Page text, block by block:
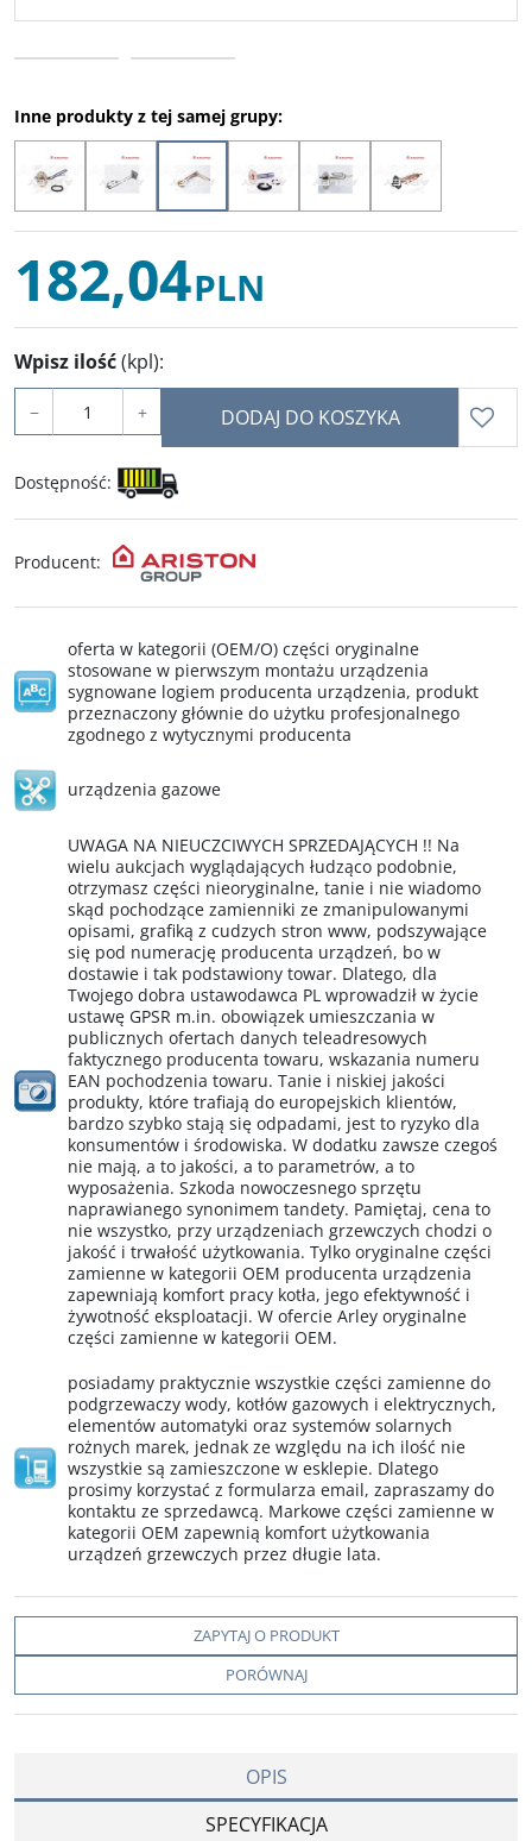
Inne produkty z tej samej grupy:
182,04PLN
Wpisz ilość(kpl):
− + DODAJ DO KOSZYKA
Dostępność:
Producent:
oferta w kategorii (OEM/O) części oryginalne
stosowane w pierwszym montażu urządzenia
sygnowane logiem producenta urządzenia, produkt
przeznaczony głównie do użytku profesjonalnego
zgodnego z wytycznymi producenta
urządzenia gazowe
UWAGA NA NIEUCZCIWYCH SPRZEDAJĄCYCH !! Na
wielu aukcjach wyglądających łudząco podobnie,
otrzymasz części nieoryginalne, tanie i nie wiadomo
skąd pochodzące zamienniki ze zmanipulowanymi
opisami, grafiką z cudzych stron www, podszywające
się pod numerację producenta urządzeń, bo w
dostawie i tak podstawiony towar. Dlatego, dla
Twojego dobra ustawodawca PL wprowadził w życie
ustawę GPSR m.in. obowiązek umieszczania w
publicznych ofertach danych teleadresowych
faktycznego producenta towaru, wskazania numeru
EAN pochodzenia towaru. Tanie i niskiej jakości
produkty, które trafiają do europejskich klientów,
bardzo szybko stają się odpadami, jest to ryzyko dla
konsumentów i środowiska. W dodatku zawsze czegoś
nie mają, a to jakości, a to parametrów, a to
wyposażenia. Szkoda nowoczesnego sprzętu
naprawianego synonimem tandety. Pamiętaj, cena to
nie wszystko, przy urządzeniach grzewczych chodzi o
jakość i trwałość użytkowania. Tylko oryginalne części
zamienne w kategorii OEM producenta urządzenia
zapewniają komfort pracy kotła, jego efektywność i
żywotność eksploatacji. W ofercie Arley oryginalne
części zamienne w kategorii OEM.
posiadamy praktycznie wszystkie części zamienne do
podgrzewaczy wody, kotłów gazowych i elektrycznych,
elementów automatyki oraz systemów solarnych
rożnych marek, jednak ze względu na ich ilość nie
wszystkie są zamieszczone w esklepie. Dlatego
prosimy korzystać z formularza email, zapraszamy do
kontaktu ze sprzedawcą. Markowe części zamienne w
kategorii OEM zapewnią komfort użytkowania
urządzeń grzewczych przez długie lata.
ZAPYTAJ O PRODUKT
PORÓWNAJ
OPIS
SPECYFIKACJA